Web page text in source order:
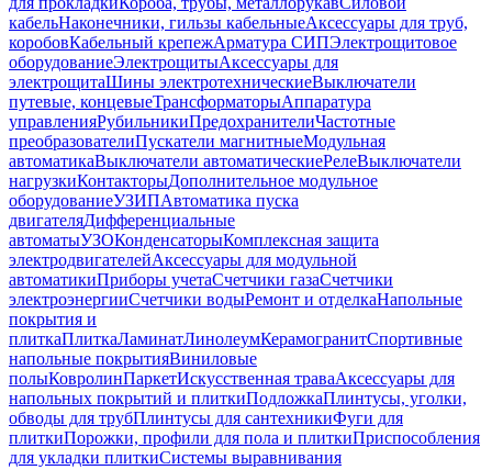
кабельНаконечники, гильзы кабельныеАксессуары для труб,
коробовКабельный крепежАрматура СИПЭлектрощитовое
оборудованиеЭлектрощитыАксессуары для
электрощитаШины электротехническиеВыключатели
путевые, концевыеТрансформаторыАппаратура
управленияРубильникиПредохранителиЧастотные
преобразователиПускатели магнитныеМодульная
автоматикаВыключатели автоматическиеРелеВыключатели
нагрузкиКонтакторыДополнительное модульное
оборудованиеУЗИПАвтоматика пуска
двигателяДифференциальные
автоматыУЗОКонденсаторыКомплексная защита
электродвигателейАксессуары для модульной
автоматикиПриборы учетаСчетчики газаСчетчики
электроэнергииСчетчики водыРемонт и отделкаНапольные
покрытия и
плиткаПлиткаЛаминатЛинолеумКерамогранитСпортивные
напольные покрытияВиниловые
полыКовролинПаркетИскусственная траваАксессуары для
напольных покрытий и плиткиПодложкаПлинтусы, уголки,
обводы для трубПлинтусы для сантехникиФуги для
плиткиПорожки, профили для пола и плиткиПриспособления
для укладки плиткиСистемы выравнивания